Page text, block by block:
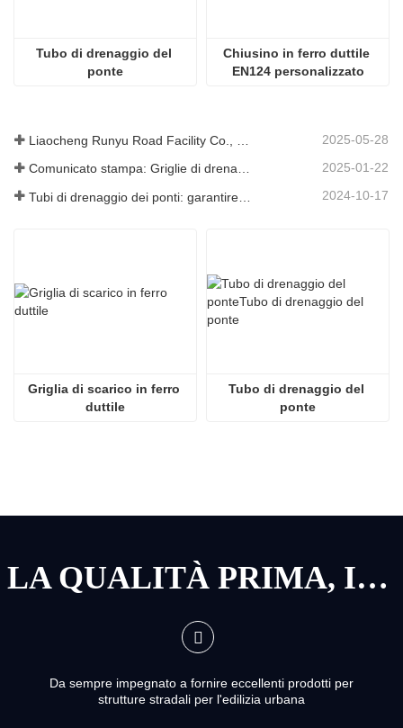
Tubo di drenaggio del
ponte
Chiusino in ferro duttile
EN124 personalizzato
2025-05-28
Comunicato stampa: Griglie di drenaggio innovative ad alta resistenza: migliorano la sicurezza e l'efficienza delle infrastrutture urbane 2025-01-22
2024-10-17
Griglia di scarico in ferro
duttile
Tubo di drenaggio del
ponte
LA QUALITÀ PRIMA, IL SERVIZIO PRIMA
Da sempre impegnato a fornire eccellenti prodotti per
strutture stradali per l'edilizia urbana